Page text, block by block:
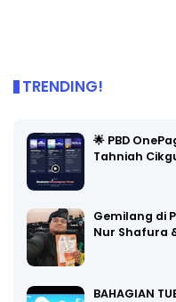
TRENDING!
🌟 PBD
Tahniah
Gemilang di
Nur Shafura
BAHAGIAN